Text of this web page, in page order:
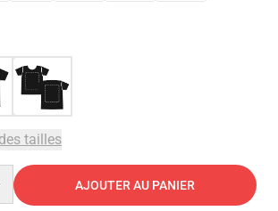
tailles
AJOUTER AU PANIER